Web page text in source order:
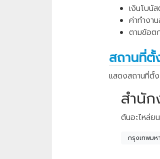
เงินโบนั
ค่าทำงา
ตามข้อต
สถานที่ตั้
แสดงสถานที่ตั้
สำนั
ต้นอะไหล่
กรุงเทพมห